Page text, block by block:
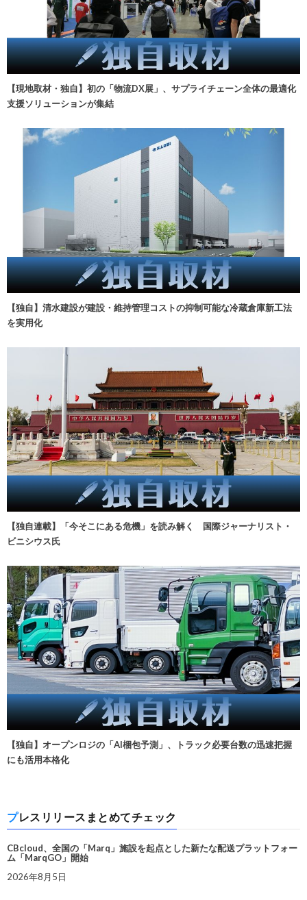
【現地取材・独自】初の「物流DX展」、サプライチェーン全体の最適化
支援ソリューションが集結
【独自】清水建設が建設・維持管理コストの抑制可能な冷蔵倉庫新工法
を実用化
【独自連載】「今そこにある危機」を読み解く 国際ジャーナリスト・
ビニシウス氏
【独自】オープンロジの「AI梱包予測」、トラック必要台数の迅速把握
にも活用本格化
プレスリリースまとめてチェック
CBcloud、全国の「Marq」施設を起点とした新たな配送プラットフォー
ム「MarqGO」開始
2026年8月5日